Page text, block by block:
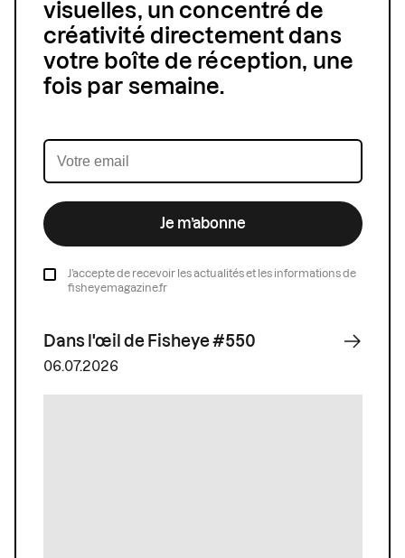
visuelles, un concentré de
créativité directement dans
votre boîte de réception, une
fois par semaine.
Je m’abonne
J’accepte de recevoir les actualités et les informations de
fisheyemagazine.fr
Dans l'œil de Fisheye #550
06.07.2026